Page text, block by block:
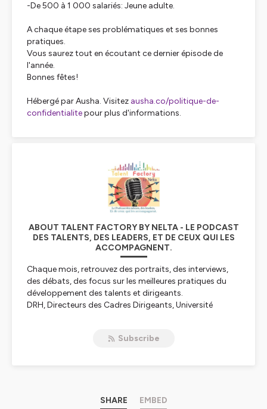
-De 500 à 1 000 salariés: Jeune adulte.
A chaque étape ses problématiques et ses bonnes
pratiques.
Vous saurez tout en écoutant ce dernier épisode de
l'année.
Bonnes fêtes!
Hébergé par Ausha. Visitez ausha.co/politique-de-
confidentialitepour plus d'informations.
ABOUT TALENT FACTORY BY NELTA - LE PODCAST
DES TALENTS, DES LEADERS, ET DE CEUX QUI LES
ACCOMPAGNENT.
Chaque mois, retrouvez des portraits, des interviews,
des débats, des focus sur les meilleures pratiques du
développement des talents et dirigeants.
DRH, Directeurs des Cadres Dirigeants, Université
pour détecter les tendances et benchmarker vos
Subscribe
SHARE EMBED